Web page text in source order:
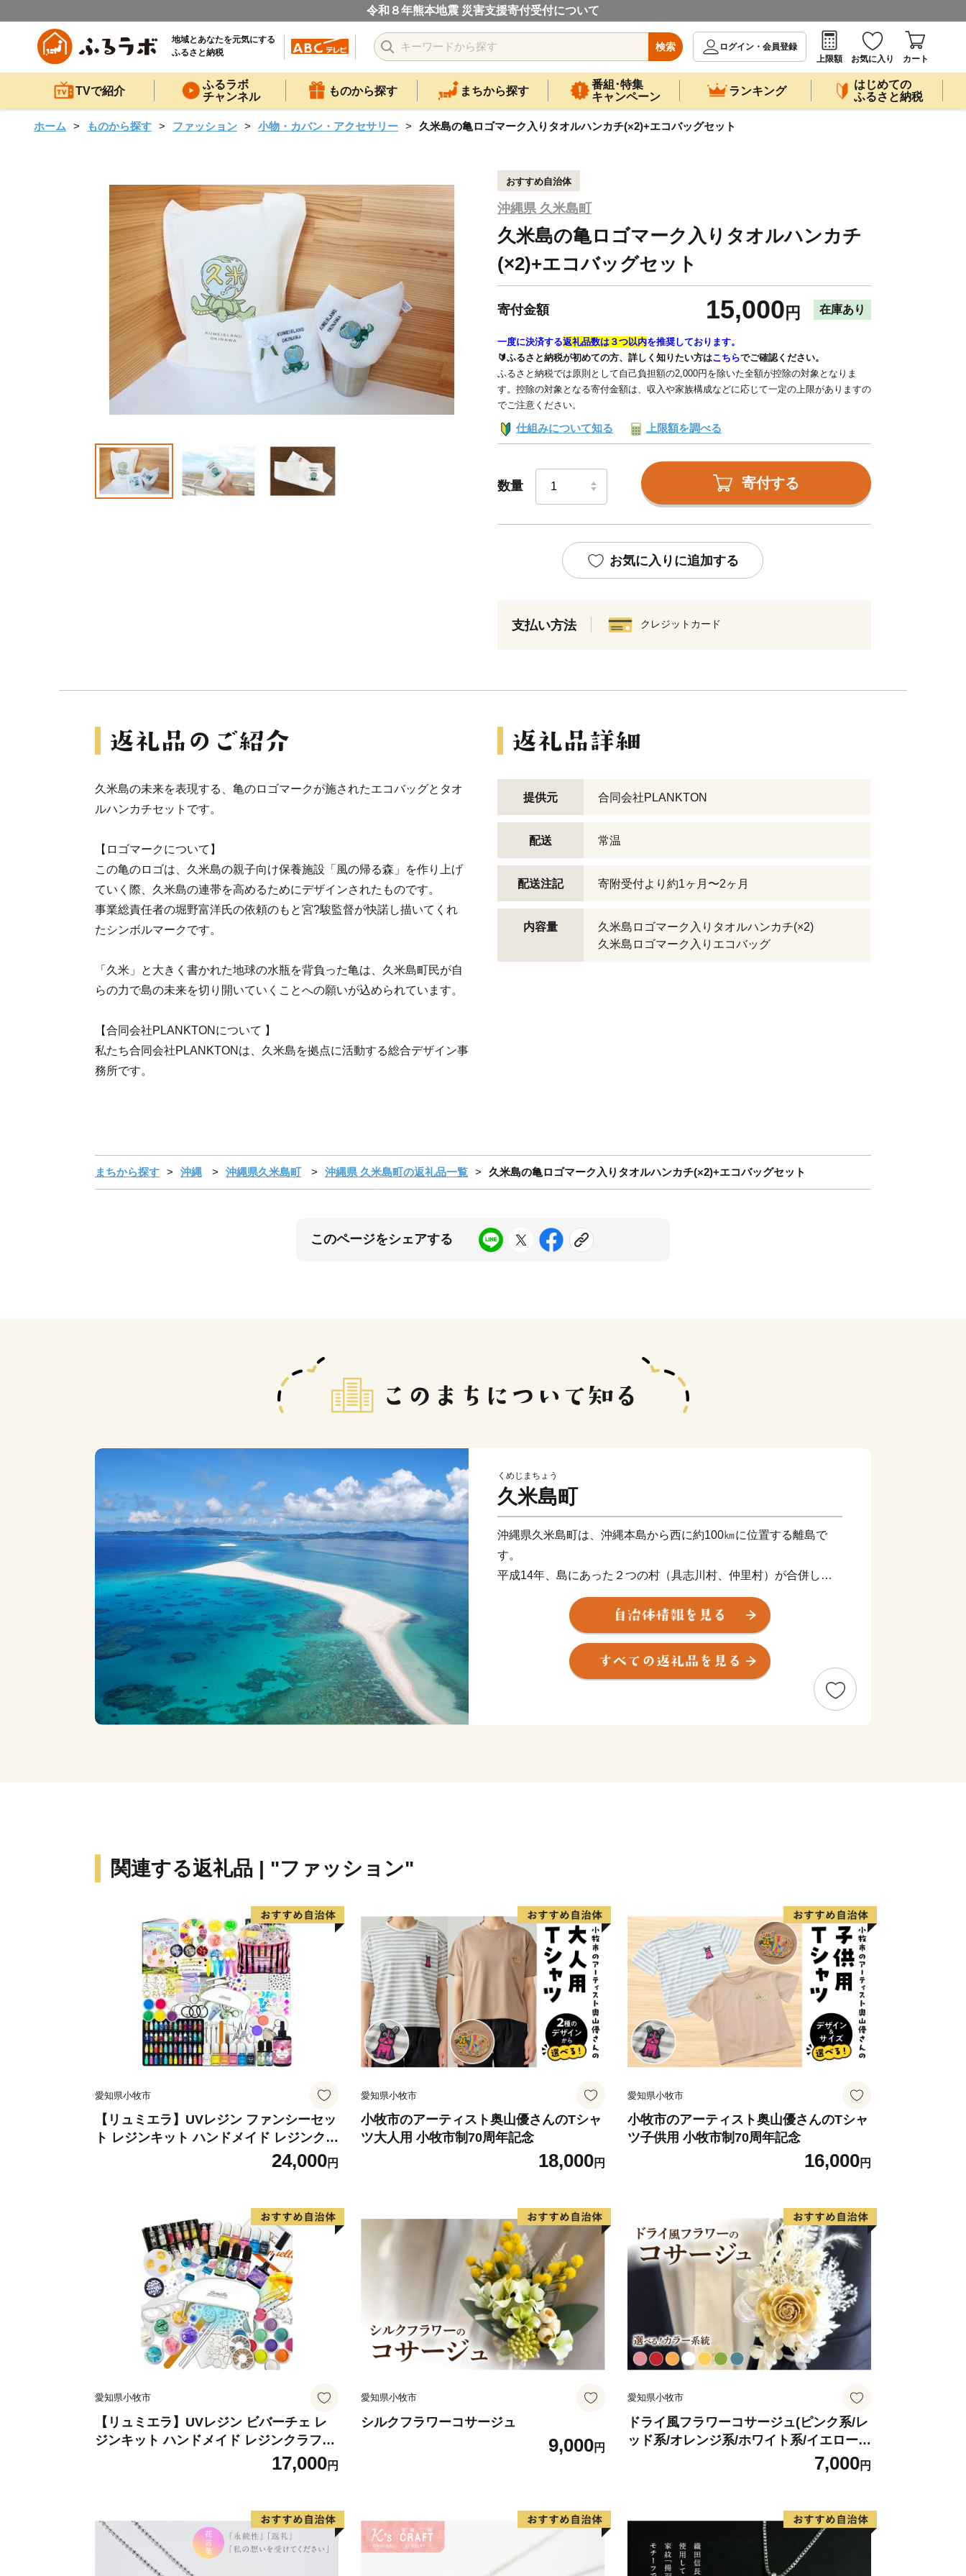
令和８年熊本地震 災害支援寄付受付について
地域とあなたを元気にする
ふるさと納税
検索
ログイン・会員登録
上限額
お気に入り カート
TVで紹介
ふるラボ
チャンネル
ものから探す まちから探す
番組･特集
キャンペーン
ランキング
はじめての
ふるさと納税
ホーム ものから探す ファッション 小物・カバン・アクセサリー 久米島の亀ロゴマーク入りタオルハンカチ(×2)+エコバッグセット
おすすめ自治体
沖縄県 久米島町
久米島の亀ロゴマーク入りタオルハンカチ
(×2)+エコバッグセット
寄付金額 15,000 円 在庫あり
一度に決済する返礼品数は３つ以内を推奨しております。
🔰ふるさと納税が初めての方、詳しく知りたい方はこちらでご確認ください。
ふるさと納税では原則として自己負担額の2,000円を除いた全額が控除の対象となりま
す。控除の対象となる寄付金額は、収入や家族構成などに応じて一定の上限がありますの
でご注意ください。
仕組みについて知る 上限額を調べる
数量 寄付する
お気に入りに追加する
支払い方法 クレジットカード
久米島の未来を表現する、亀のロゴマークが施されたエコバッグとタオ
ルハンカチセットです。
【ロゴマークについて】
この亀のロゴは、久米島の親子向け保養施設「風の帰る森」を作り上げ
ていく際、久米島の連帯を高めるためにデザインされたものです。
事業総責任者の堀野富洋氏の依頼のもと宮?駿監督が快諾し描いてくれ
たシンボルマークです。
「久米」と大きく書かれた地球の水瓶を背負った亀は、久米島町民が自
らの力で島の未来を切り開いていくことへの願いが込められています。
【合同会社PLANKTONについて 】
私たち合同会社PLANKTONは、久米島を拠点に活動する総合デザイン事
務所です。
提供元 合同会社PLANKTON
配送 常温
配送注記 寄附受付より約1ヶ月〜2ヶ月
内容量
久米島ロゴマーク入りタオルハンカチ(×2)
久米島ロゴマーク入りエコバッグ
まちから探す 沖縄 沖縄県久米島町 沖縄県 久米島町の返礼品一覧 久米島の亀ロゴマーク入りタオルハンカチ(×2)+エコバッグセット
このページをシェアする
くめじまちょう
久米島町
沖縄県久米島町は、沖縄本島から西に約100㎞に位置する離島で
す。
平成14年、島にあった２つの村（具志川村、仲里村）が合併して
島の随所に優れた景勝地を擁するとともに、歴史的、文化的遺産や
風土的景観にも恵まれ、島全体が県の自然公園に指定されていま
東洋一美しいと言われる砂洲「はての浜」は多くの観光客が訪れ、
関連する返礼品 | "ファッション"
愛知県小牧市
【リュミエラ】UVレジン ファンシーセッ
ト レジンキット ハンドメイド レジンクラ
フト アクセサリーキット 手作り セット
24,000円
愛知県小牧市
小牧市のアーティスト奥山優さんのTシャ
ツ大人用 小牧市制70周年記念
18,000円
愛知県小牧市
小牧市のアーティスト奥山優さんのTシャ
ツ子供用 小牧市制70周年記念
16,000円
愛知県小牧市
【リュミエラ】UVレジン ビバーチェ レ
ジンキット ハンドメイド レジンクラフト
アクセサリーキット 手作り セット レジン
17,000円
愛知県小牧市
シルクフラワーコサージュ
9,000円
愛知県小牧市
ドライ風フラワーコサージュ(ピンク系/レ
ッド系/オレンジ系/ホワイト系/イエロー
7,000円